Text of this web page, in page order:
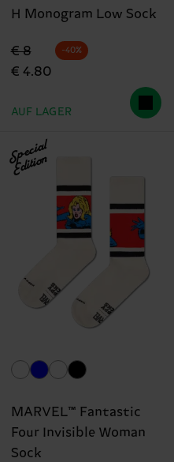
H Monogram Low Sock
Originalpreis
€ 8
Reduzierter Preis
€ 4.80
-40%
AUF LAGER
Special
Edition
MARVEL™ Fantastic
Four Invisible Woman
Sock